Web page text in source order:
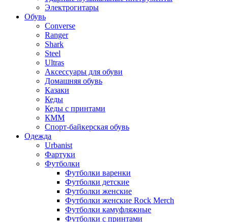
Электрогитары
Обувь
Converse
Ranger
Shark
Steel
Ultras
Аксессуары для обуви
Домашняя обувь
Казаки
Кеды
Кеды с принтами
КММ
Спорт-байкерская обувь
Одежда
Urbanist
Фартуки
Футболки
Футболки варенки
Футболки детские
Футболки женские
Футболки женские Rock Merch
Футболки камуфляжные
Футболки с принтами